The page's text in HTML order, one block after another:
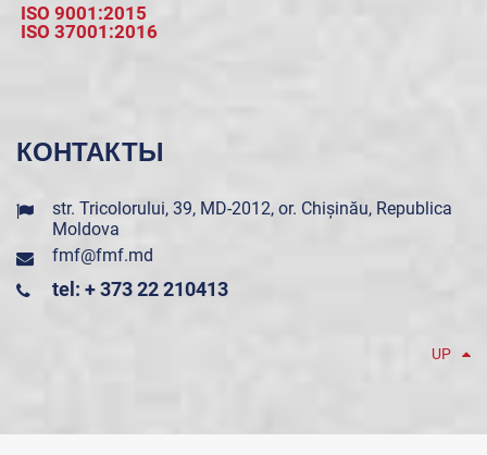
ISO 9001:2015
ISO 37001:2016
КОНТАКТЫ
str. Tricolorului, 39, MD-2012, or. Chișinău, Republica
Moldova
fmf@fmf.md
tel: + 373 22 210413
UP